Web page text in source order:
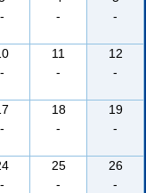
-
-
-
-
11
-
12
-
-
18
-
19
-
-
25
-
26
-